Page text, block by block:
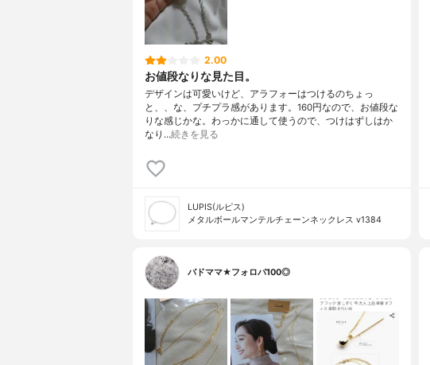
2.00
お値段なりな見た目。
デザインは可愛いけど、アラフォーはつけるのちょっ
と、、な、プチプラ感があります。160円なので、お値段な
りな感じかな。わっかに通して使うので、つけはずしはか
なり…続きを見る
LUPIS(ルピス)
メタルボールマンテルチェーンネックレス v1384
バドママ★フォロバ100◎